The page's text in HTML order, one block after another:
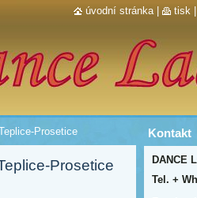
Prosetice
Prosetice
Kontakt
DANCE
Tel. +
úvodní stránka tisk